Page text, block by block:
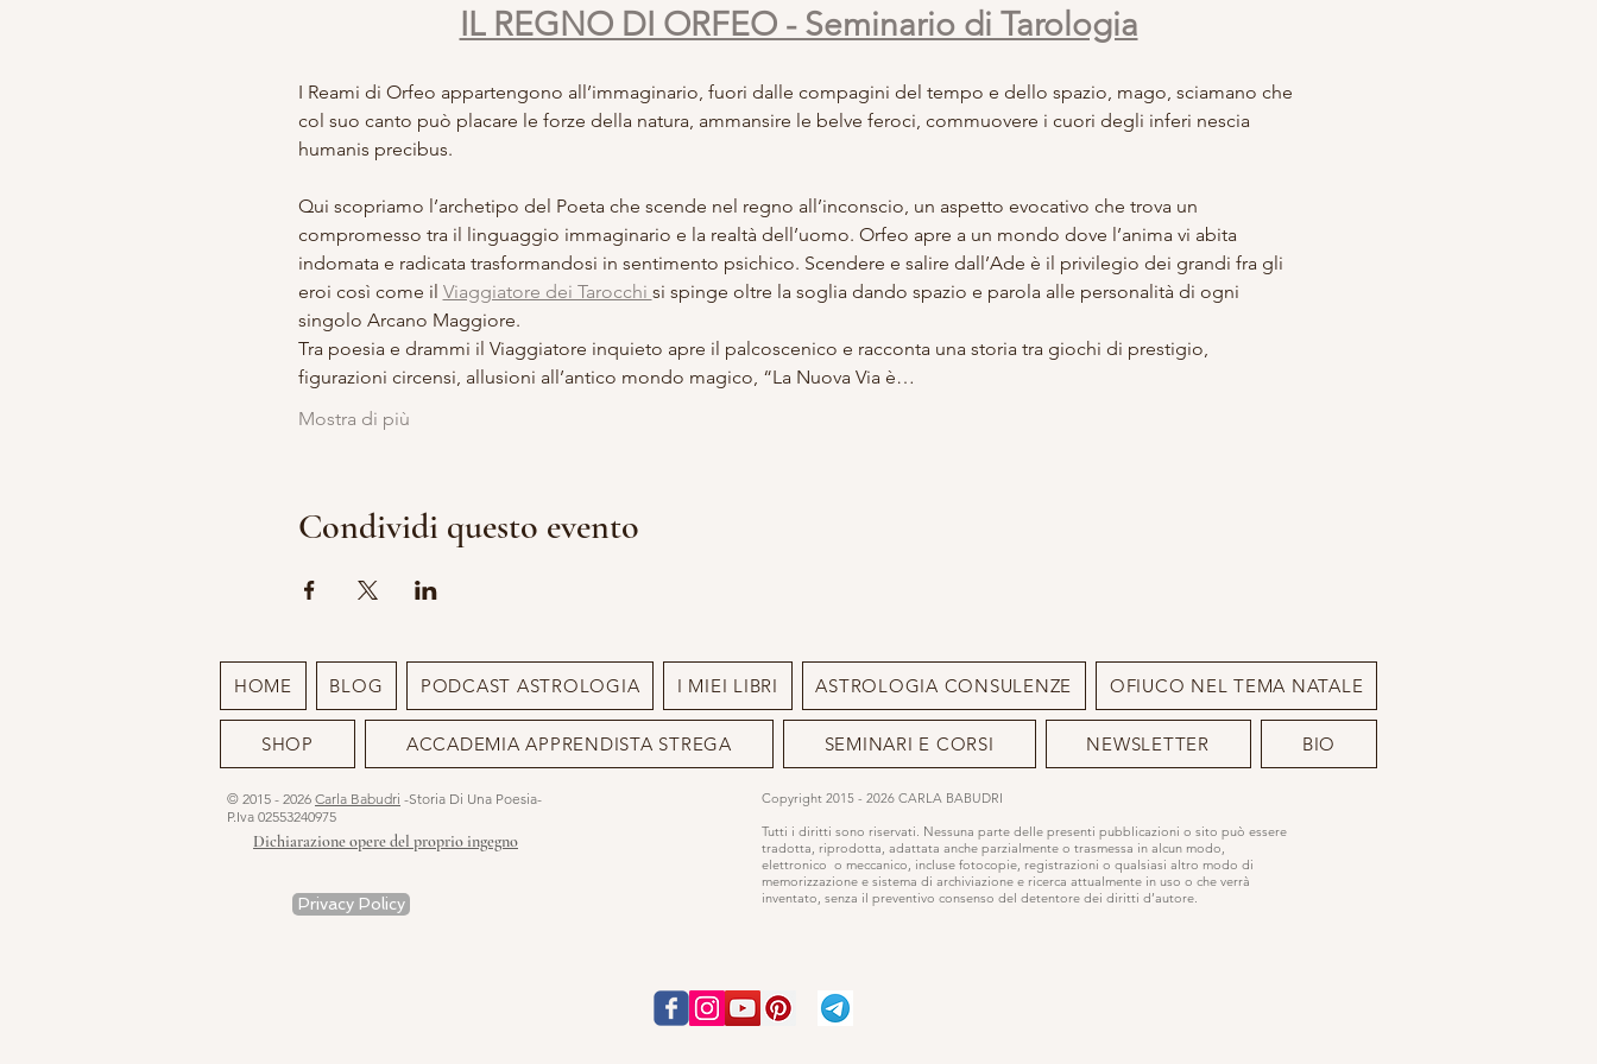
IL REGNO DI ORFEO - Seminario di Tarologia
I Reami di Orfeo appartengono all’immaginario, fuori dalle compagini del tempo e dello spazio, mago, sciamano che
col suo canto può placare le forze della natura, ammansire le belve feroci, commuovere i cuori degli inferi nescia
humanis precibus.
Qui scopriamo l’archetipo del Poeta che scende nel regno all’inconscio, un aspetto evocativo che trova un
compromesso tra il linguaggio immaginario e la realtà dell’uomo. Orfeo apre a un mondo dove l’anima vi abita
indomata e radicata trasformandosi in sentimento psichico. Scendere e salire dall’Ade è il privilegio dei grandi fra gli
eroi così come il Viaggiatore dei Tarocchi si spinge oltre la soglia dando spazio e parola alle personalità di ogni
singolo Arcano Maggiore.
Tra poesia e drammi il Viaggiatore inquieto apre il palcoscenico e racconta una storia tra giochi di prestigio,
figurazioni circensi, allusioni all’antico mondo magico, “La Nuova Via è…
Mostra di più
Condividi questo evento
HOME BLOG PODCAST ASTROLOGIA I MIEI LIBRI ASTROLOGIA CONSULENZE OFIUCO NEL TEMA NATALE
SHOP ACCADEMIA APPRENDISTA STREGA SEMINARI E CORSI NEWSLETTER BIO
© 2015 - 2026 Carla Babudri -Storia Di Una Poesia-
P.Iva 02553240975
Dichiarazione opere del proprio ingegno
Privacy Policy
Copyright 2015 - 2026 CARLA BABUDRI
Tutti i diritti sono riservati. Nessuna parte delle presenti pubblicazioni o sito può essere
tradotta, riprodotta, adattata anche parzialmente o trasmessa in alcun modo,
elettronico o meccanico, incluse fotocopie, registrazioni o qualsiasi altro modo di
memorizzazione e sistema di archiviazione e ricerca attualmente in uso o che verrà
inventato, senza il preventivo consenso del detentore dei diritti d’autore.